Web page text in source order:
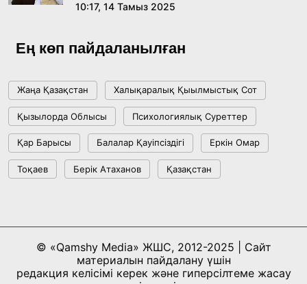
ме, әлде бәсекелесі ме?
Ұлттық архивтің ашылғанына 20 жыл: негізгі
жетістіктері мен даму бағыты
17:09, 20 Шілде 2026
18:22, 17 Шілде 2026
АЛТЫН ОРДА ТАРИХЫН ОҚЫТУДЫҢ
10:17, 14 Тамыз 2025
Ең көп пайдаланылған
Жаңа Қазақстан Халықаралық Қыылмыстық Сот
Қызылорда Облысы Психологиялық Суреттер
Қар Барысы Балалар Қауіпсіздігі Еркін Омар
Тоқаев Берік Атаханов Қазақстан
© «Qamshy Media» ЖШС, 2012-2025 | Сайт
материалын пайдалану үшін
редакция келісімі керек және гиперсілтеме жасау